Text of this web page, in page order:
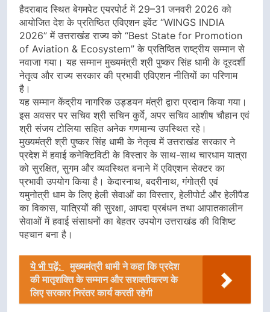
हैदराबाद स्थित बेगमपेट एयरपोर्ट में 29–31 जनवरी 2026 को
आयोजित देश के प्रतिष्ठित एविएशन इवेंट “WINGS INDIA
2026” में उत्तराखंड राज्य को “Best State for Promotion
of Aviation & Ecosystem” के प्रतिष्ठित राष्ट्रीय सम्मान से
नवाजा गया। यह सम्मान मुख्यमंत्री श्री पुष्कर सिंह धामी के दूरदर्शी
नेतृत्व और राज्य सरकार की प्रभावी एविएशन नीतियों का परिणाम
है।
यह सम्मान केंद्रीय नागरिक उड्डयन मंत्री द्वारा प्रदान किया गया।
इस अवसर पर सचिव श्री सचिन कुर्वे, अपर सचिव आशीष चौहान एवं
श्री संजय टोलिया सहित अनेक गणमान्य उपस्थित रहे।
मुख्यमंत्री श्री पुष्कर सिंह धामी के नेतृत्व में उत्तराखंड सरकार ने
प्रदेश में हवाई कनेक्टिविटी के विस्तार के साथ-साथ चारधाम यात्रा
को सुरक्षित, सुगम और व्यवस्थित बनाने में एविएशन सेक्टर का
प्रभावी उपयोग किया है। केदारनाथ, बदरीनाथ, गंगोत्री एवं
यमुनोत्री धाम के लिए हेली सेवाओं का विस्तार, हेलीपोर्ट और हेलीपैड
का विकास, यात्रियों की सुरक्षा, आपदा प्रबंधन तथा आपातकालीन
सेवाओं में हवाई संसाधनों का बेहतर उपयोग उत्तराखंड की विशिष्ट
पहचान बना है।
ये भी पढ़ें:
मुख्यमंत्री धामी ने कहा कि प्रदेश
की मातृशक्ति के सम्मान और सशक्तीकरण के
लिए सरकार निरंतर कार्य करती रहेगी